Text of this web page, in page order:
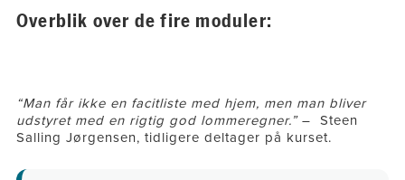
Overblik over de fire moduler:
“Man får ikke en facitliste med hjem, men man bliver
udstyret med en rigtig god lommeregner.” – Steen
Salling Jørgensen, tidligere deltager på kurset.